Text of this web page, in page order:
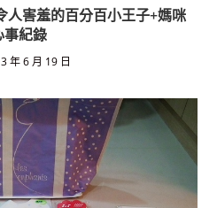
人害羞的百分百小王子+媽咪
事紀錄
年 6 月 19 日